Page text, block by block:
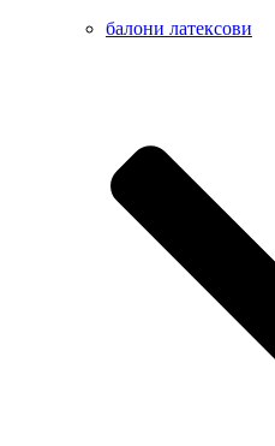
балони латексови